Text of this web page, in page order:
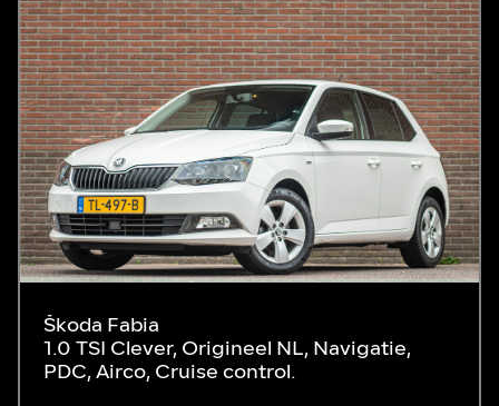
Škoda Fabia
1.0 TSI Clever, Origineel NL, Navigatie,
PDC, Airco, Cruise control.